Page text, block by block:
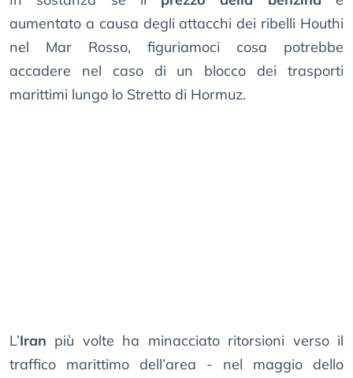
aumentato a causa degli attacchi dei ribelli Houthi
nel Mar Rosso, figuriamoci cosa potrebbe
accadere nel caso di un blocco dei trasporti
marittimi lungo lo Stretto di Hormuz.
L’Iran più volte ha minacciato ritorsioni verso il
traffico marittimo dell’area - nel maggio dello